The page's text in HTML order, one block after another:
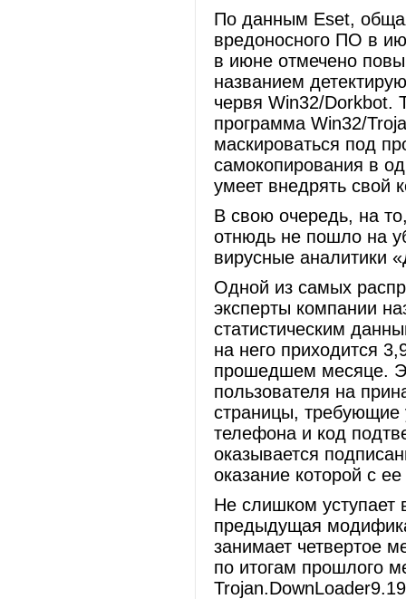
По данным Eset,
вредоносного ПО в
в июне отмечено
названием
червя Win32/Dorkbot.
программа Win32/
маскироваться под
самокопирования в
умеет внедрять свой
В свою очередь, на
отнюдь не пошло на
вирусные аналитики
Одной из самых
эксперты компании
статистическим
на него приходится
прошедшем месяце.
пользователя на
страницы, требующие
телефона и код
оказывается
оказание которой с
Не слишком уступает
предыдущая
занимает четвертое
по итогам прошлого